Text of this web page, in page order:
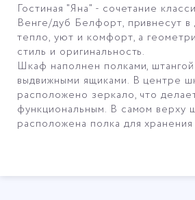
Гостиная "Яна" - сочетание
Венге/дуб Белфорт, привнесут в
тепло, уют и комфорт, а
стиль и оригинальность.
Шкаф наполнен полками,
выдвижными ящиками. В центре
расположено зеркало, что
функциональным. В самом верху
расположена полка для